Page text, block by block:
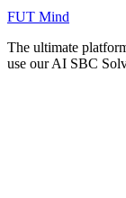
FUT Mind
The ultimate
use our AI SBC